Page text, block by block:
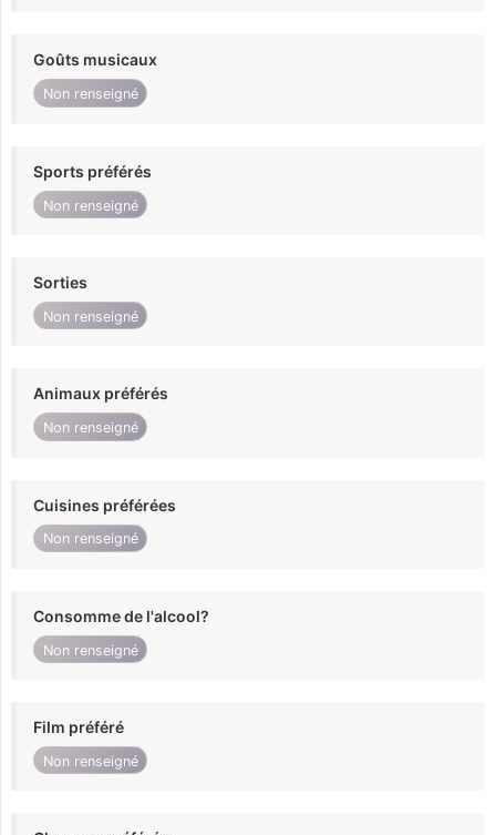
Goûts musicaux
Non renseigné
Sports préférés
Non renseigné
Sorties
Non renseigné
Animaux préférés
Non renseigné
Cuisines préférées
Non renseigné
Consomme de l'alcool?
Non renseigné
Film préféré
Non renseigné